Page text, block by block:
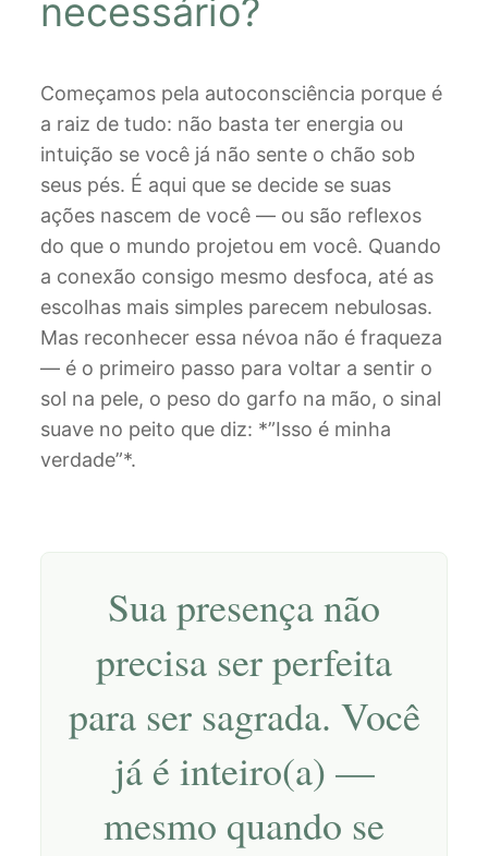
necessário?
Começamos pela autoconsciência porque é
a raiz de tudo: não basta ter energia ou
intuição se você já não sente o chão sob
seus pés. É aqui que se decide se suas
ações nascem de você — ou são reflexos
do que o mundo projetou em você. Quando
a conexão consigo mesmo desfoca, até as
escolhas mais simples parecem nebulosas.
Mas reconhecer essa névoa não é fraqueza
— é o primeiro passo para voltar a sentir o
sol na pele, o peso do garfo na mão, o sinal
suave no peito que diz: *”Isso é minha
verdade”*.
Sua presença não
precisa ser perfeita
para ser sagrada. Você
já é inteiro(a) —
mesmo quando se